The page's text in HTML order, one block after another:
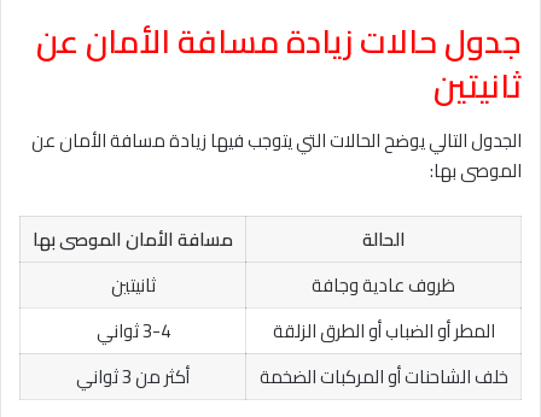
جدول حالات زيادة مسافة الأمان عن
ثانيتين
الجدول التالي يوضح الحالات التي يتوجب فيها زيادة مسافة الأمان عن
الموصى بها:
الحالة
مسافة الأمان الموصى بها
ظروف عادية وجافة
ثانيتين
المطر أو الضباب أو الطرق الزلقة
3-4 ثواني
خلف الشاحنات أو المركبات الضخمة
أكثر من 3 ثواني